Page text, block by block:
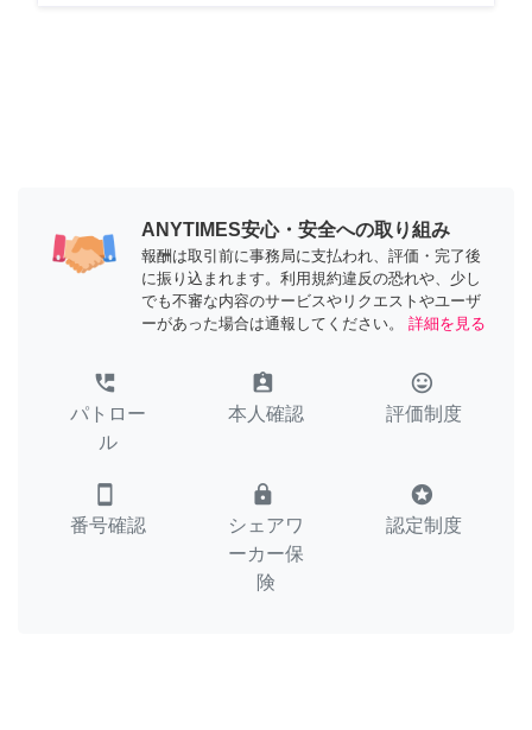
ANYTIMES安心・安全への取り組み
報酬は取引前に事務局に支払われ、評価・完了後
に振り込まれます。利用規約違反の恐れや、少し
でも不審な内容のサービスやリクエストやユーザ
ーがあった場合は通報してください。
詳細を見る
perm_phone_msg
パトロー
ル
assignment_ind
本人確認
tag_faces
評価制度
smartphone
番号確認
lock
シェアワ
ーカー保
険
stars
認定制度